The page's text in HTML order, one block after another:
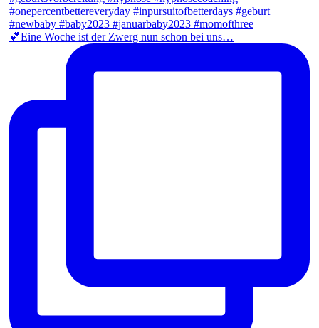
💕Eine Woche ist der Zwerg nun schon bei uns…